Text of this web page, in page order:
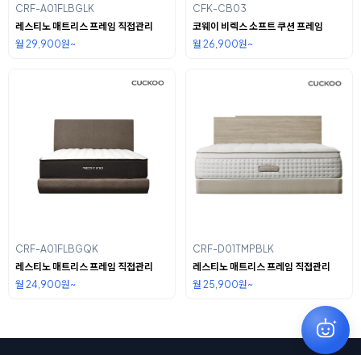
CRF-A01FLBGLK
레스티노 매트리스 프레임 직접관리
월 29,900원~
CFK-CB03
코웨이 비렉스 소프트 쿠션 프레임
월 26,900원~
CRF-A01FLBGQK
레스티노 매트리스 프레임 직접관리
월 24,900원~
CRF-D01TMPBLK
레스티노 매트리스 프레임 직접관리
월 25,900원~